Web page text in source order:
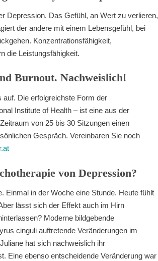
Depression. Das Gefühl, an Wert zu verlieren,
der andere mit einem Lebensgefühl, bei
Konzentrationsfähigkeit,
die Leistungsfähigkeit.
Burnout. Nachweislich!
Die erfolgreichste Form der
Institute of Health – ist eine aus der
von 25 bis 30 Sitzungen einen
Gespräch. Vereinbaren Sie noch
von Depression?
Einmal in der Woche eine Stunde. Heute fühlt
lässt sich der Effekt auch im Hirn
Moderne bildgebende
cinguli auftretende Veränderungen im
hat sich nachweislich ihr
Eine ebenso entscheidende Veränderung war